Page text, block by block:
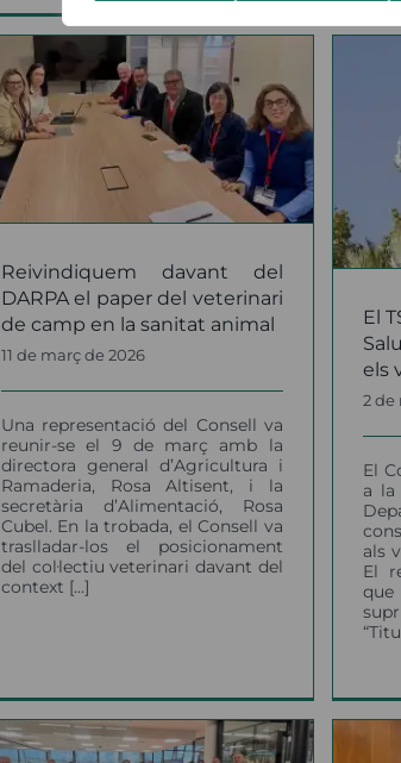
Reivindiquem davant del
DARPA el paper del veterinari
de camp en la sanitat animal
11 de març de 2026
Una representació del Consell va
reunir-se el 9 de març amb la
directora general d’Agricultura i
Ramaderia, Rosa Altisent, i la
secretària d’Alimentació, Rosa
Cubel. En la trobada, el Consell va
traslladar-los el posicionament
del col·lectiu veterinari davant del
context [...]
El TSJC anul·la unes
places de Salut Pública
que excloïen els
veterinaris
El
els
2 de
El
a la
als
El